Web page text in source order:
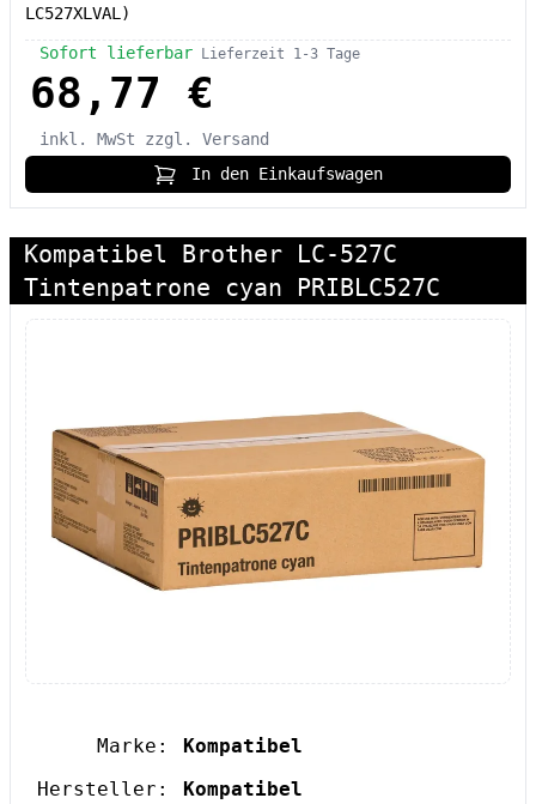
LC527XLVAL)
Sofort lieferbar Lieferzeit 1-3 Tage
68,77 €
inkl. MwSt
zzgl. Versand
In den Einkaufswagen
Kompatibel Brother LC-527C
Tintenpatrone cyan PRIBLC527C
Marke:
Kompatibel
Hersteller:
Kompatibel